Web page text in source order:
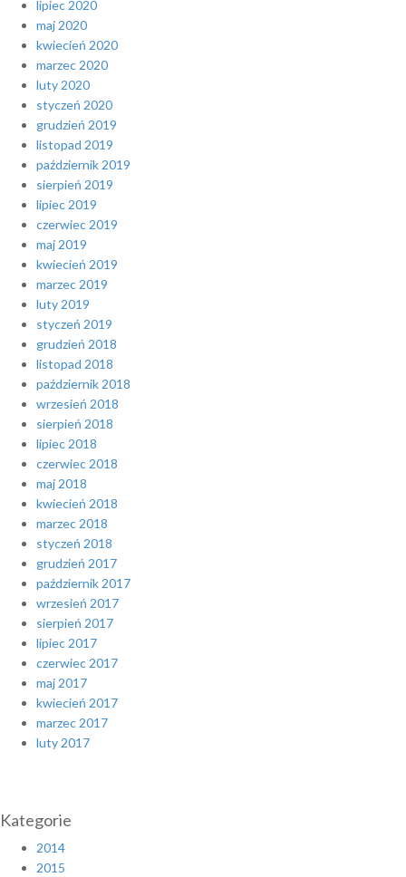
lipiec 2020
maj 2020
kwiecień 2020
marzec 2020
luty 2020
styczeń 2020
grudzień 2019
listopad 2019
październik 2019
sierpień 2019
lipiec 2019
czerwiec 2019
maj 2019
kwiecień 2019
marzec 2019
luty 2019
styczeń 2019
grudzień 2018
listopad 2018
październik 2018
wrzesień 2018
sierpień 2018
lipiec 2018
czerwiec 2018
maj 2018
kwiecień 2018
marzec 2018
styczeń 2018
grudzień 2017
październik 2017
wrzesień 2017
sierpień 2017
lipiec 2017
czerwiec 2017
maj 2017
kwiecień 2017
marzec 2017
luty 2017
Kategorie
2014
2015